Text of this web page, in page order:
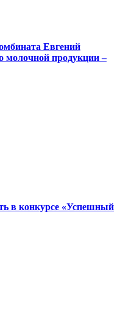
Евгений
молочной продукции –
в конкурсе «Успешный